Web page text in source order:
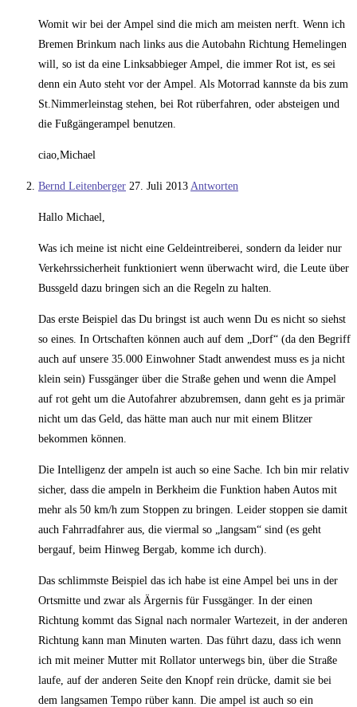
Womit wir bei der Ampel sind die mich am meisten nerft. Wenn ich
Bremen Brinkum nach links aus die Autobahn Richtung Hemelingen
will, so ist da eine Linksabbieger Ampel, die immer Rot ist, es sei
denn ein Auto steht vor der Ampel. Als Motorrad kannste da bis zum
St.Nimmerleinstag stehen, bei Rot rüberfahren, oder absteigen und
die Fußgängerampel benutzen.
ciao,Michael
Bernd Leitenberger 27. Juli 2013 Antworten
Hallo Michael,
Was ich meine ist nicht eine Geldeintreiberei, sondern da leider nur
Verkehrssicherheit funktioniert wenn überwacht wird, die Leute über
Bussgeld dazu bringen sich an die Regeln zu halten.
Das erste Beispiel das Du bringst ist auch wenn Du es nicht so siehst
so eines. In Ortschaften können auch auf dem „Dorf“ (da den Begriff
auch auf unsere 35.000 Einwohner Stadt anwendest muss es ja nicht
klein sein) Fussgänger über die Straße gehen und wenn die Ampel
auf rot geht um die Autofahrer abzubremsen, dann geht es ja primär
nicht um das Geld, das hätte man auch nur mit einem Blitzer
bekommen können.
Die Intelligenz der ampeln ist auch so eine Sache. Ich bin mir relativ
sicher, dass die ampeln in Berkheim die Funktion haben Autos mit
mehr als 50 km/h zum Stoppen zu bringen. Leider stoppen sie damit
auch Fahrradfahrer aus, die viermal so „langsam“ sind (es geht
bergauf, beim Hinweg Bergab, komme ich durch).
Das schlimmste Beispiel das ich habe ist eine Ampel bei uns in der
Ortsmitte und zwar als Ärgernis für Fussgänger. In der einen
Richtung kommt das Signal nach normaler Wartezeit, in der anderen
Richtung kann man Minuten warten. Das führt dazu, dass ich wenn
ich mit meiner Mutter mit Rollator unterwegs bin, über die Straße
laufe, auf der anderen Seite den Knopf rein drücke, damit sie bei
dem langsamen Tempo rüber kann. Die ampel ist auch so ein